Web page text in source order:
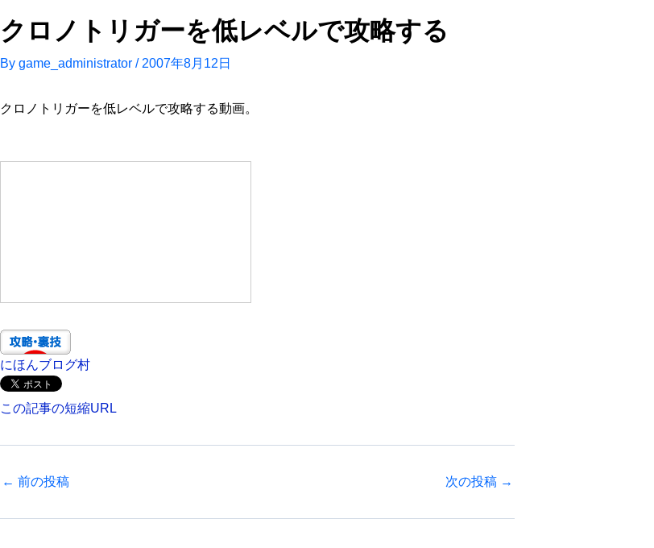
クロノトリガーを低レベルで攻略する
By game_administrator / 2007年8月12日
クロノトリガーを低レベルで攻略する動画。
にほんブログ村
この記事の短縮URL
← 前の投稿 次の投稿 →